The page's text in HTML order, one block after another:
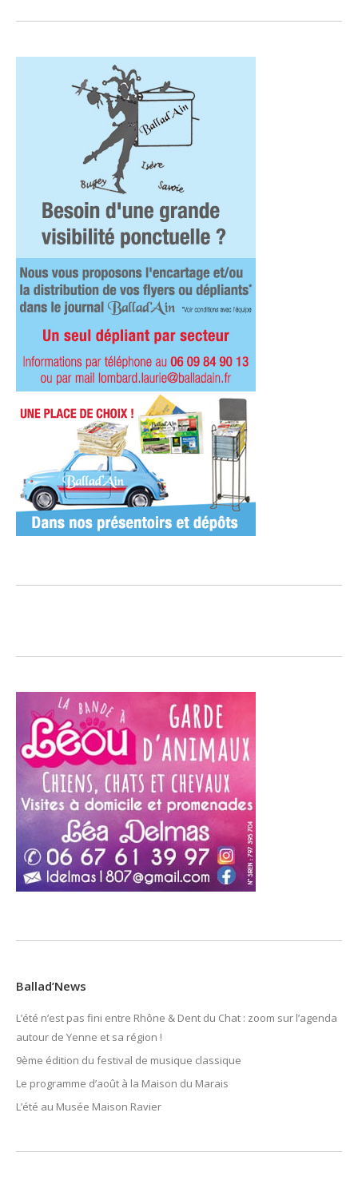
Ballad’News
L’été n’est pas fini entre Rhône & Dent du Chat : zoom sur l’agenda
autour de Yenne et sa région !
9ème édition du festival de musique classique
Le programme d’août à la Maison du Marais
L’été au Musée Maison Ravier